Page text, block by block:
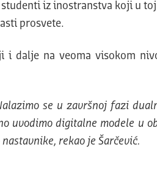
iz inostranstva koji u
prosvete.
dalje na veoma visokom
se u završnoj fazi
uvodimo digitalne modele u
rekao je Šarčević.